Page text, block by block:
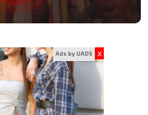
Ads by UADS x